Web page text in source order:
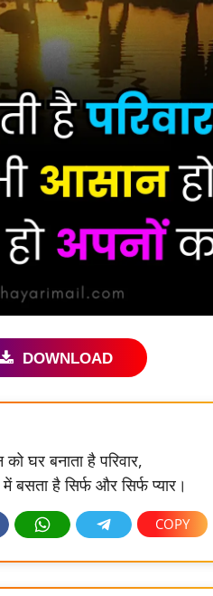
DOWNLOAD
को घर बनाता है परिवार,
बसता है सिर्फ और सिर्फ प्यार।